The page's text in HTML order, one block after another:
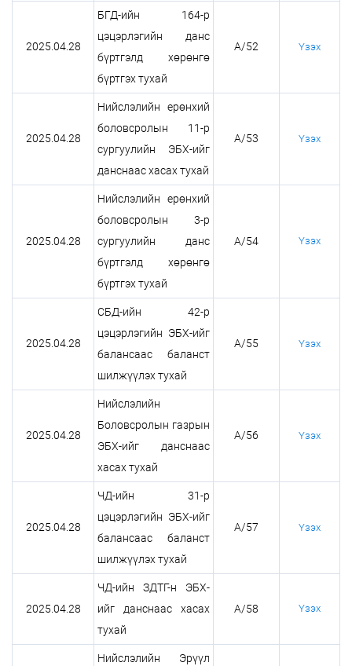
2025.04.28
БГД-ийн 164-р
цэцэрлэгийн данс
бүртгэлд хөрөнгө
бүртгэх тухай
А/52 Үзэх
2025.04.28
Нийслэлийн ерөнхий
боловсролын 11-р
сургуулийн ЭБХ-ийг
данснаас хасах тухай
А/53 Үзэх
2025.04.28
Нийслэлийн ерөнхий
боловсролын 3-р
сургуулийн данс
бүртгэлд хөрөнгө
бүртгэх тухай
А/54 Үзэх
2025.04.28
СБД-ийн 42-р
цэцэрлэгийн ЭБХ-ийг
балансаас баланст
шилжүүлэх тухай
А/55 Үзэх
2025.04.28
Нийслэлийн
Боловсролын газрын
ЭБХ-ийг данснаас
хасах тухай
А/56 Үзэх
2025.04.28
ЧД-ийн 31-р
цэцэрлэгийн ЭБХ-ийг
балансаас баланст
шилжүүлэх тухай
А/57 Үзэх
2025.04.28
ЧД-ийн ЗДТГ-н ЭБХ-
ийг данснаас хасах
тухай
А/58 Үзэх
Нийслэлийн Эрүүл